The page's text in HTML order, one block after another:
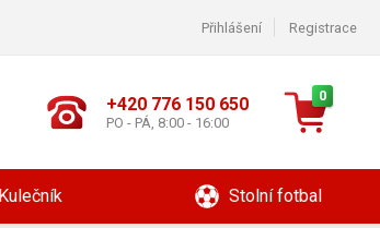
Přihlášení Registrace
+420 776 150 650
PO - PÁ, 8:00 - 16:00
0
Kulečník Stolní fotbal